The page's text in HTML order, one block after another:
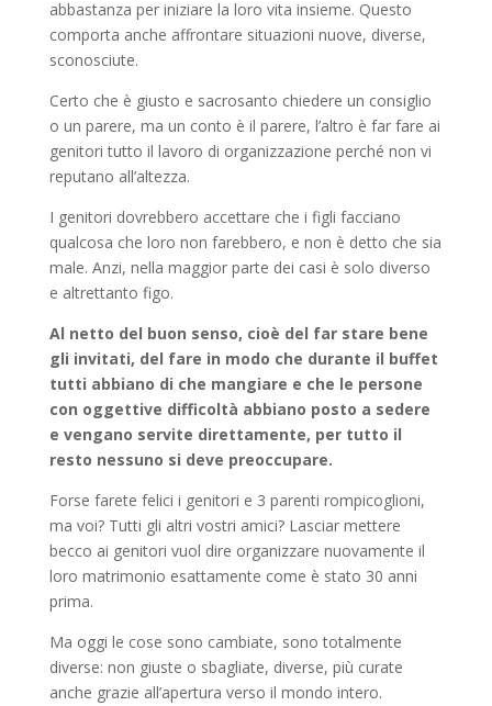
abbastanza per iniziare la loro vita insieme. Questo
comporta anche affrontare situazioni nuove, diverse,
sconosciute.
Certo che è giusto e sacrosanto chiedere un consiglio
o un parere, ma un conto è il parere, l’altro è far fare ai
genitori tutto il lavoro di organizzazione perché non vi
reputano all’altezza.
I genitori dovrebbero accettare che i figli facciano
qualcosa che loro non farebbero, e non è detto che sia
male. Anzi, nella maggior parte dei casi è solo diverso
e altrettanto figo.
Al netto del buon senso, cioè del far stare bene
gli invitati, del fare in modo che durante il buffet
tutti abbiano di che mangiare e che le persone
con oggettive difficoltà abbiano posto a sedere
e vengano servite direttamente, per tutto il
resto nessuno si deve preoccupare.
Forse farete felici i genitori e 3 parenti rompicoglioni,
ma voi? Tutti gli altri vostri amici? Lasciar mettere
becco ai genitori vuol dire organizzare nuovamente il
loro matrimonio esattamente come è stato 30 anni
prima.
Ma oggi le cose sono cambiate, sono totalmente
diverse: non giuste o sbagliate, diverse, più curate
anche grazie all’apertura verso il mondo intero.